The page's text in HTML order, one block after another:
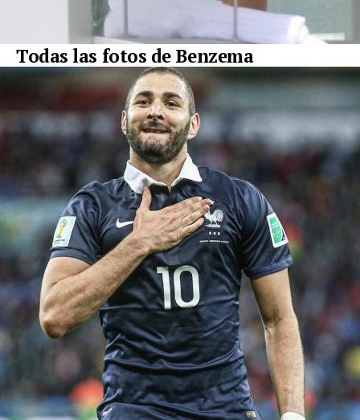
Todas las fotos de Benzema